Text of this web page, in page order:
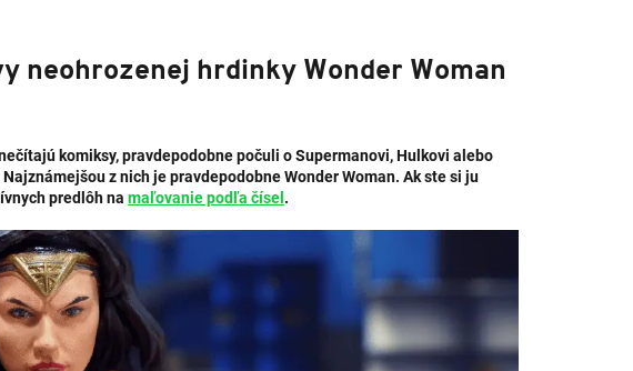
neohrozenej hrdinky Wonder Woman
komiksy, pravdepodobne počuli o Supermanovi, Hulkovi alebo
z nich je pravdepodobne Wonder Woman. Ak ste si ju
predlôh na maľovanie podľa čísel .